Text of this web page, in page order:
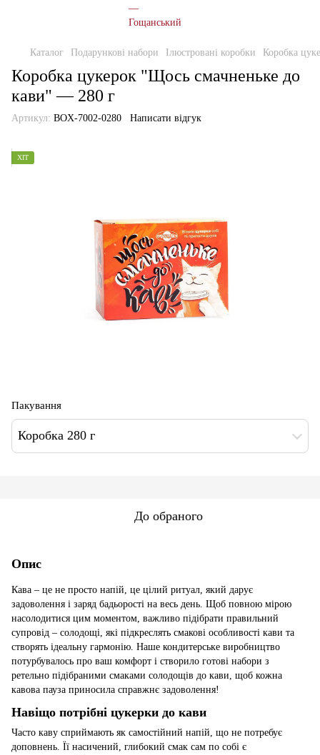
Каталог Подарункові набори Ілюстровані коробки Коробка
Коробка цукерок "Щось смачненьке до
кави" — 280 г
Артикул: BOX-7002-0280 Написати відгук
ХІТ
Пакування
Коробка 280 г
До обраного
Опис
Кава – це не просто напій, це цілий ритуал, який дарує
задоволення і заряд бадьорості на весь день. Щоб повною мірою
насолодитися цим моментом, важливо підібрати правильний
супровід – солодощі, які підкреслять смакові особливості кави та
створять ідеальну гармонію. Наше кондитерське виробництво
потурбувалось про ваш комфорт і створило готові набори з
ретельно підібраними смаками солодощів до кави, щоб кожна
кавова пауза приносила справжнє задоволення!
Навіщо потрібні цукерки до кави
Часто каву сприймають як самостійний напій, що не потребує
доповнень. Її насичений, глибокий смак сам по собі є